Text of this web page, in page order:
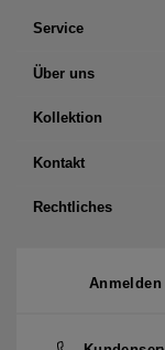
Service
Über uns
Kollektion
Kontakt
Rechtliches
Anmelden